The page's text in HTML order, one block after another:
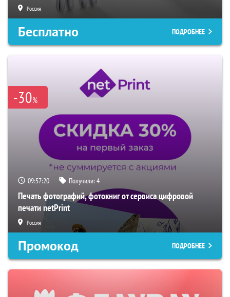
Россия
Бесплатно ПОДРОБНЕЕ
-30%
09:57:19 Получили:4
Печать фотографий, фотокниг от сервиса цифровой
печати netPrint
Россия
Промокод ПОДРОБНЕЕ